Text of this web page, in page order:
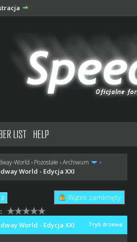
LIST HELP
World › Pozostałe ›Archiwum ›
World - Edycja XXI
2 Wątek zamknięty
Tryb drzewa
World - Edycja XXI